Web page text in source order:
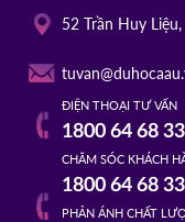
02/10/2025
14h00
HOT
01/10/2025
10h00
Mỹ
52 Trần Huy
ĐIỆN THOẠI TƯ VẤN
1800 64 68 33
CHĂM SÓC KHÁCH
1800 64 68 33
PHẢN ÁNH CHẤT